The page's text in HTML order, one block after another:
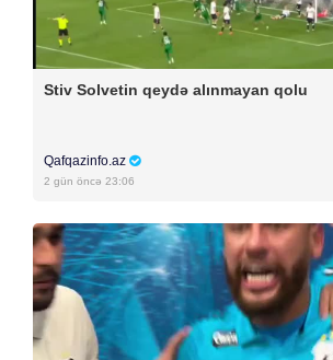
Stiv Solvetin qeydə alınmayan qolu
Qafqazinfo.az
2 gün öncə 23:06